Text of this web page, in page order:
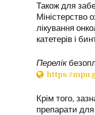
Також для
Міністерство
лікування
катетерів і
Перелік
https://
Крім того,
препарати